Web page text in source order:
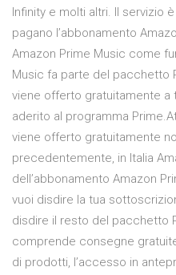
Infinity e molti altri. Il servizio
pagano l’abbonamento
Amazon Prime Music come
Music fa parte del pacchetto
viene offerto gratuitamente a
aderito al programma
viene offerto gratuitamente
precedentemente, in Italia
dell’abbonamento Amazon
vuoi disdire la tua
disdire il resto del pacchetto
comprende consegne
di prodotti, l’accesso in